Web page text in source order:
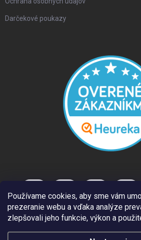
Používame cookies, aby sme vám
prezeranie webu a vďaka analýze
zlepšovali jeho funkcie, výkon a
Darčekové poukazy